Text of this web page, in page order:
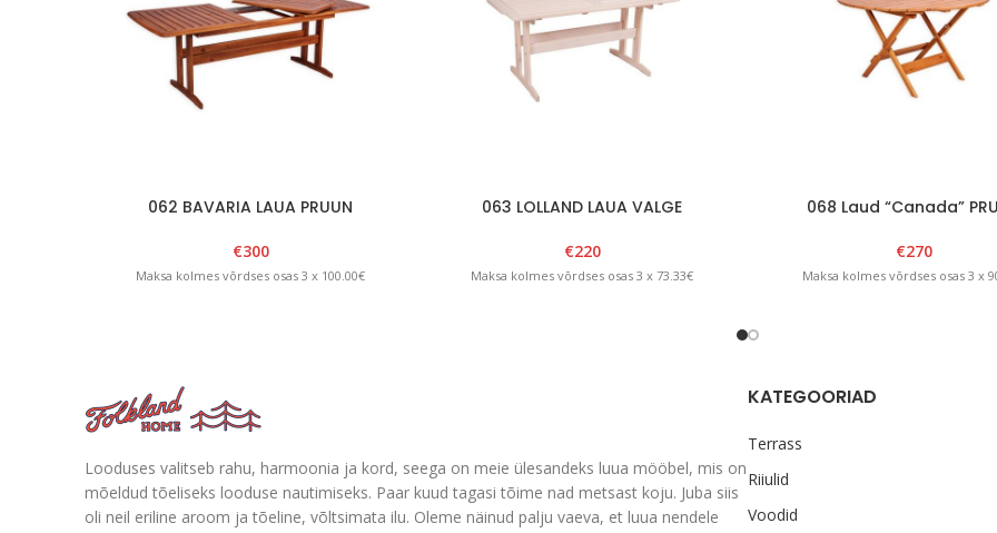
062 BAVARIA LAUA PRUUN
€300
Maksa kolmes võrdses osas 3 x 100.00€
063 LOLLAND LAUA VALGE
€220
Maksa kolmes võrdses osas 3 x 73.33€
068 Laud “Canada”
€270
Maksa kolmes võrdses osas 3 x
Looduses valitseb rahu, harmoonia ja kord, seega on meie ülesandeks luua mööbel, mis on
mõeldud tõeliseks looduse nautimiseks. Paar kuud tagasi tõime nad metsast koju. Juba siis
oli neil eriline aroom ja tõeline, võltsimata ilu. Oleme näinud palju vaeva, et luua nendele
KATEGOORIAD
Terrass
Riiulid
Voodid